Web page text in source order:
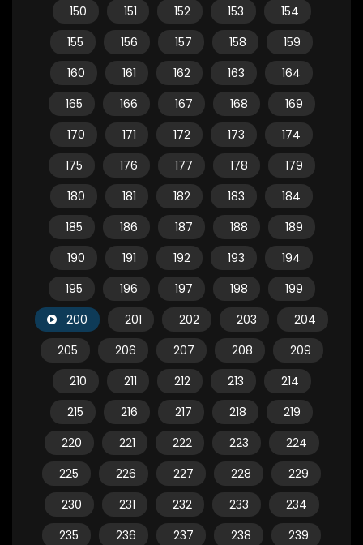
150
151 152 153
154
155
156 157 158
159
160
161 162 163
164
165
166 167 168
169
170
171 172 173
174
175
176 177 178
179
180
181 182 183
184
185
186 187 188
189
190
191 192 193
194
195
196 197 198
199
200
201 202 203
204
205
206 207 208
209
210
211 212 213
214
215
216 217 218
219
220
221 222 223
224
225
226 227 228
229
230
231 232 233
234
235
236 237 238
239